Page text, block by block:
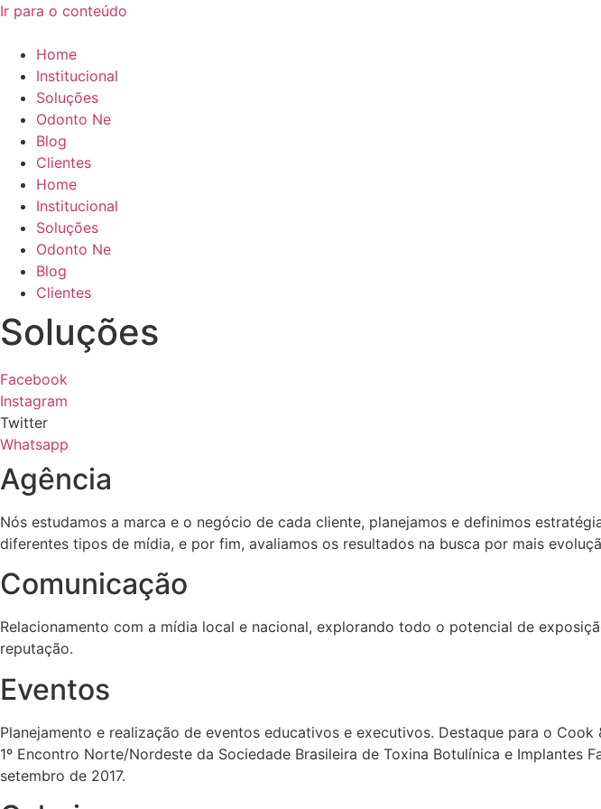
Ir para o conteúdo
Home
Institucional
Soluções
Odonto Ne
Blog
Clientes
Home
Institucional
Soluções
Odonto Ne
Blog
Clientes
Soluções
Facebook
Instagram
Twitter
Whatsapp
Agência
Nós estudamos a marca e o negócio de cada cliente, planejamos e definimos
diferentes tipos de mídia, e por fim, avaliamos os resultados na busca por mais
Comunicação
Relacionamento com a mídia local e nacional, explorando todo o potencial de
reputação.
Eventos
Planejamento e realização de eventos educativos e executivos. Destaque para o
1º Encontro Norte/Nordeste da Sociedade Brasileira de Toxina Botulínica e Implantes
setembro de 2017.